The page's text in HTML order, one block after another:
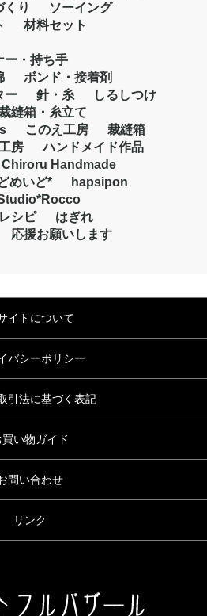
くり
ソーイング
材料セット
ー・持ち手
ボンド・接着剤
ー
針・糸
しるしつけ
縫箱・糸立て
このえ工房
裁縫箱
房
ハンドメイド作品
Chiroru Handmade
めいど*
hapsipon
レシピ
はぎれ
応援お願いします
イトについて
バシーポリシー
引法に基づく表記
買い物ガイド
問い合わせ
リンク